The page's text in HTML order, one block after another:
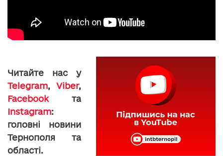
Читайте нас у
Telegram, Viber,
Facebookта
Instagram:
головні новини
Тернополя та
області.